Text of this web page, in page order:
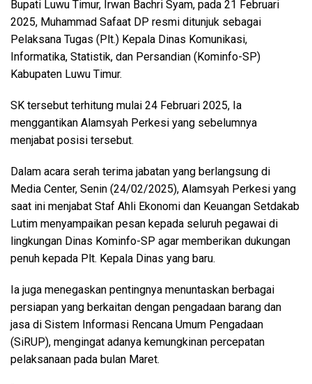
Bupati Luwu Timur, Irwan Bachri Syam, pada 21 Februari
2025, Muhammad Safaat DP resmi ditunjuk sebagai
Pelaksana Tugas (Plt.) Kepala Dinas Komunikasi,
Informatika, Statistik, dan Persandian (Kominfo-SP)
Kabupaten Luwu Timur.
SK tersebut terhitung mulai 24 Februari 2025, Ia
menggantikan Alamsyah Perkesi yang sebelumnya
menjabat posisi tersebut.
Dalam acara serah terima jabatan yang berlangsung di
Media Center, Senin (24/02/2025), Alamsyah Perkesi yang
saat ini menjabat Staf Ahli Ekonomi dan Keuangan Setdakab
Lutim menyampaikan pesan kepada seluruh pegawai di
lingkungan Dinas Kominfo-SP agar memberikan dukungan
penuh kepada Plt. Kepala Dinas yang baru.
Ia juga menegaskan pentingnya menuntaskan berbagai
persiapan yang berkaitan dengan pengadaan barang dan
jasa di Sistem Informasi Rencana Umum Pengadaan
(SiRUP), mengingat adanya kemungkinan percepatan
pelaksanaan pada bulan Maret.